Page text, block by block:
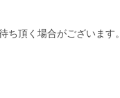
頂く場合がございます。